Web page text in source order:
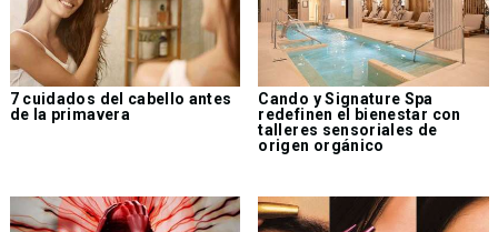
7 cuidados del cabello antes
de la primavera
Cando y Signature Spa
redefinen el bienestar con
talleres sensoriales de
origen orgánico